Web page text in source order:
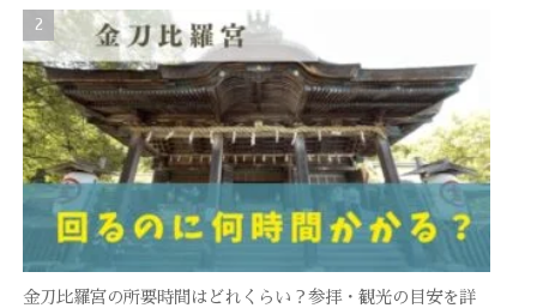
金刀比羅宮の所要時間はどれくらい？参拝・観光の目安を詳